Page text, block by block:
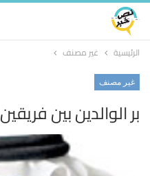
الرئيسية غير مصنف
غير مصنف
بر الوالدين بين فريقين